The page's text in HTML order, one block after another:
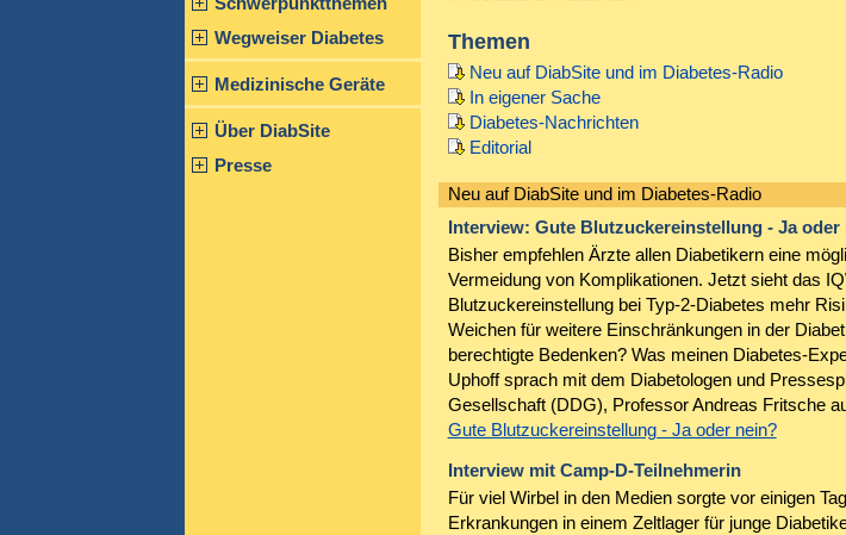
Wegweiser Diabetes
Medizinische Geräte
Über DiabSite
Presse
Themen
Neu auf DiabSite und im Diabetes-Radio
In eigener Sache
Diabetes-Nachrichten
Editorial
Neu auf DiabSite und im Diabetes-Radio
Interview: Gute Blutzuckereinstellung - Ja oder
Bisher empfehlen Ärzte allen Diabetikern eine
Vermeidung von Komplikationen. Jetzt sieht das
Blutzuckereinstellung bei Typ-2-Diabetes mehr
Weichen für weitere Einschränkungen in der
berechtigte Bedenken? Was meinen Diabetes-
Uphoff sprach mit dem Diabetologen und
Gesellschaft (DDG), Professor Andreas Fritsche
Gute Blutzuckereinstellung - Ja oder nein?
Interview mit Camp-D-Teilnehmerin
Für viel Wirbel in den Medien sorgte vor einigen
Erkrankungen in einem Zeltlager für junge